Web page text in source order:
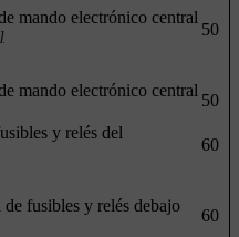
mando electrónico central
50
mando electrónico central
50
y relés del
60
fusibles y relés debajo
60